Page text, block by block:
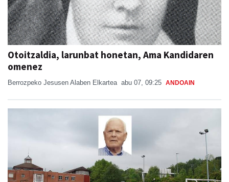
Otoitzaldia, larunbat honetan, Ama Kandidaren
omenez
Berrozpeko Jesusen Alaben Elkartea abu 07, 09:25 ANDOAIN